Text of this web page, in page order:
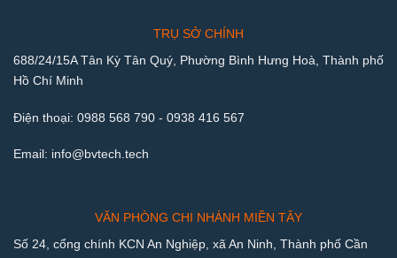
TRỤ SỞ CHÍNH
688/24/15A Tân Kỳ Tân Quý, Phường Bình Hưng Hoà, Thành phố
Hồ Chí Minh
Điện thoại: 0988 568 790 - 0938 416 567
Email: info@bvtech.tech
VĂN PHÒNG CHI NHÁNH MIỀN TÂY
Số 24, cổng chính KCN An Nghiệp, xã An Ninh, Thành phố Cần